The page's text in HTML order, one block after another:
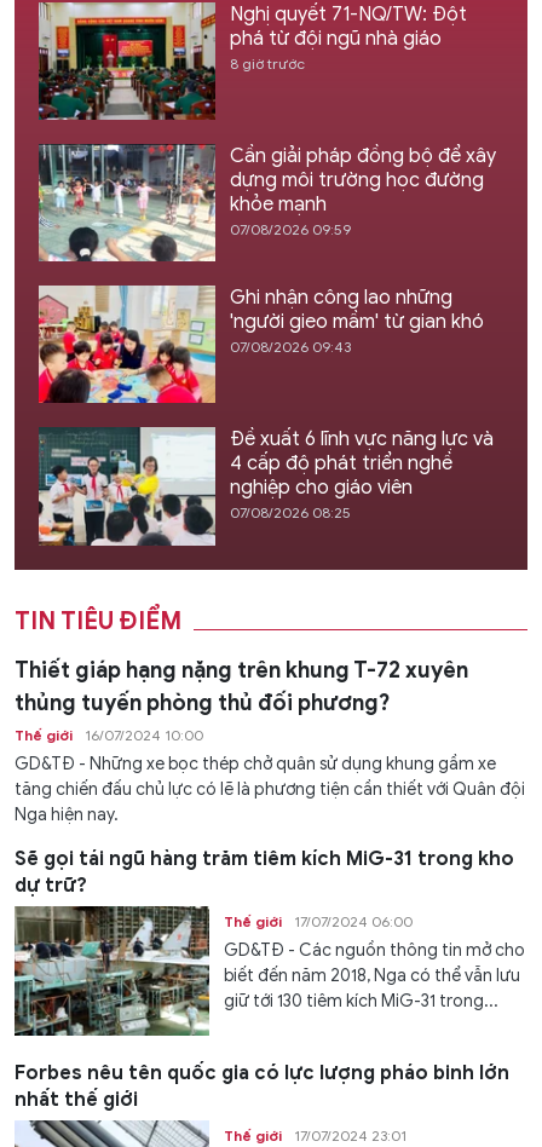
Nghị quyết 71-NQ/TW: Đột
phá từ đội ngũ nhà giáo
8 giờ trước
Cần giải pháp đồng bộ để xây
dựng môi trường học đường
khỏe mạnh
07/08/2026 09:59
Ghi nhận công lao những
'người gieo mầm' từ gian khó
07/08/2026 09:43
Đề xuất 6 lĩnh vực năng lực và
4 cấp độ phát triển nghề
nghiệp cho giáo viên
07/08/2026 08:25
TIN TIÊU ĐIỂM
Thiết giáp hạng nặng trên khung T-72 xuyên
thủng tuyến phòng thủ đối phương?
Thế giới 16/07/2024 10:00
GD&TĐ - Những xe bọc thép chở quân sử dụng khung gầm xe
tăng chiến đấu chủ lực có lẽ là phương tiện cần thiết với Quân đội
Nga hiện nay.
Sẽ gọi tái ngũ hàng trăm tiêm kích MiG-31 trong kho
dự trữ?
Thế giới 17/07/2024 06:00
GD&TĐ - Các nguồn thông tin mở cho
biết đến năm 2018, Nga có thể vẫn lưu
giữ tới 130 tiêm kích MiG-31 trong...
Forbes nêu tên quốc gia có lực lượng pháo binh lớn
nhất thế giới
Thế giới 17/07/2024 23:01